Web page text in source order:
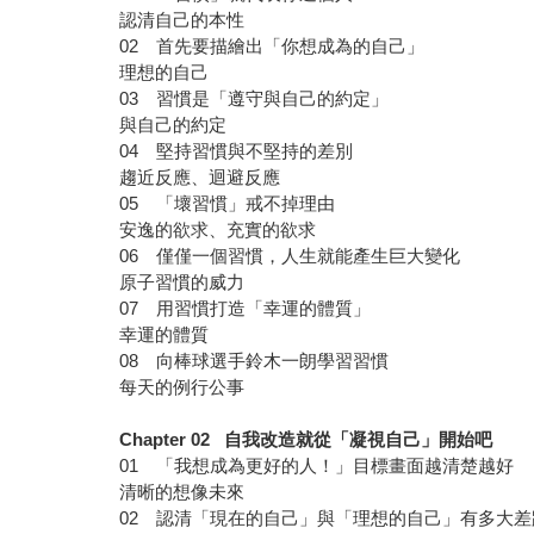
認清自己的本性
02 首先要描繪出「你想成為的自己」
理想的自己
03 習慣是「遵守與自己的約定」
與自己的約定
04 堅持習慣與不堅持的差別
趨近反應、迴避反應
05 「壞習慣」戒不掉理由
安逸的欲求、充實的欲求
06 僅僅一個習慣，人生就能產生巨大變化
原子習慣的威力
07 用習慣打造「幸運的體質」
幸運的體質
08 向棒球選手鈴木一朗學習習慣
每天的例行公事
Chapter 02 自我改造就從「凝視自己」開始吧
01 「我想成為更好的人！」目標畫面越清楚越好
清晰的想像未來
02 認清「現在的自己」與「理想的自己」有多大